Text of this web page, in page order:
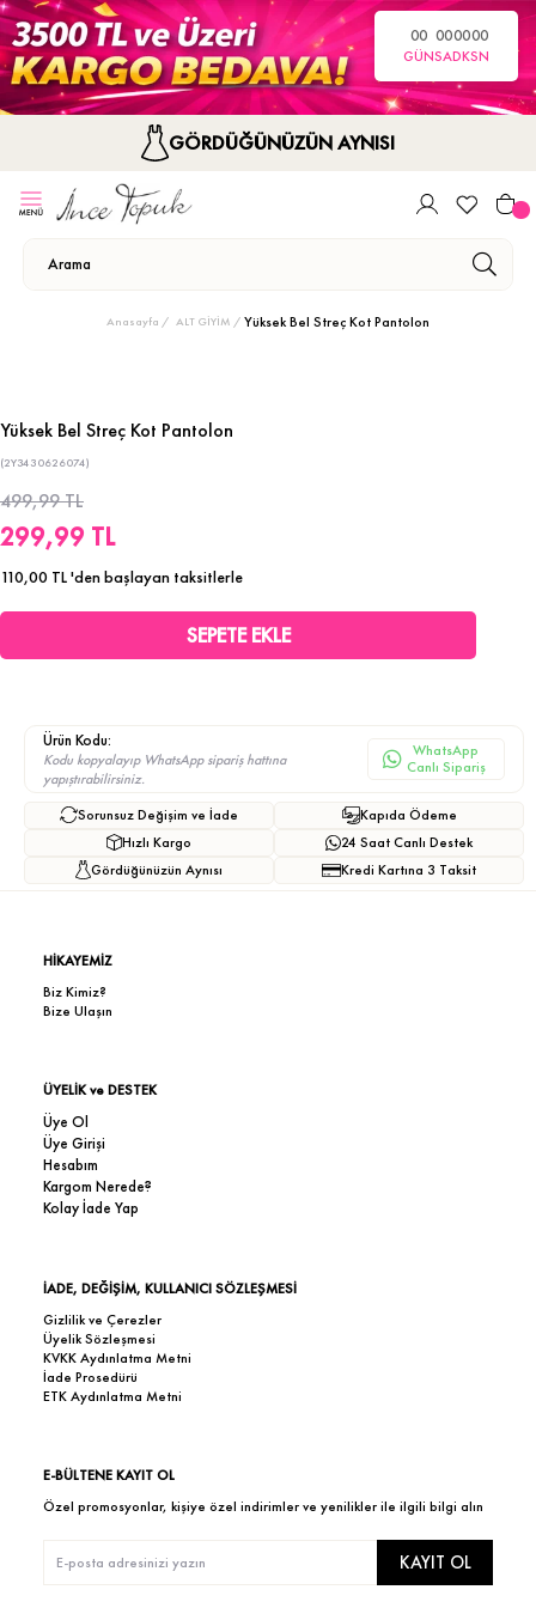
00
GÜN
00
SA
00
DK
00
SN
GÖRDÜĞÜNÜZÜN AYNISI
Anasayfa ALT GİYİM Yüksek Bel Streç Kot Pantolon
Yüksek Bel Streç Kot Pantolon
(2Y3430626074)
499,99 TL
299,99 TL
110,00 TL'den başlayan taksitlerle
Ürün Kodu:
Kodu kopyalayıp WhatsApp sipariş hattına
yapıştırabilirsiniz.
WhatsApp
Canlı Sipariş
Sorunsuz Değişim ve İade
Hızlı Kargo
Gördüğünüzün Aynısı
Kapıda Ödeme
24 Saat Canlı Destek
Kredi Kartına 3 Taksit
HİKAYEMİZ
Biz Kimiz?
Bize Ulaşın
ÜYELİK ve DESTEK
Üye Ol
Üye Girişi
Hesabım
Kargom Nerede?
Kolay İade Yap
İADE, DEĞİŞİM, KULLANICI SÖZLEŞMESİ
Gizlilik ve Çerezler
Üyelik Sözleşmesi
KVKK Aydınlatma Metni
İade Prosedürü
ETK Aydınlatma Metni
E-BÜLTENE KAYIT OL
Özel promosyonlar, kişiye özel indirimler ve yenilikler ile ilgili bilgi alın
KAYIT OL